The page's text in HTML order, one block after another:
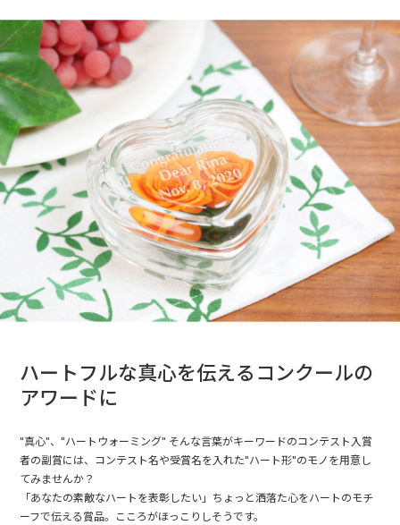
ハートフルな真心を伝えるコンクールの
アワードに
"真心"、"ハートウォーミング" そんな言葉がキーワードのコンテスト入賞
者の副賞には、コンテスト名や受賞名を入れた"ハート形"のモノを用意し
てみませんか？
「あなたの素敵なハートを表彰したい」ちょっと洒落た心をハートのモチ
ーフで伝える賞品。こころがほっこりしそうです。